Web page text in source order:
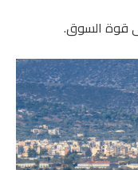
قوة السوق.